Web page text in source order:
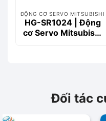
ĐỘNG CƠ SERVO MITSUBISHI
HG-SR1024 | Động
cơ Servo Mitsubishi
Đối tác